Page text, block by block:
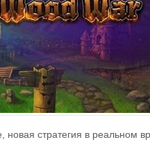
новая стратегия в реальном